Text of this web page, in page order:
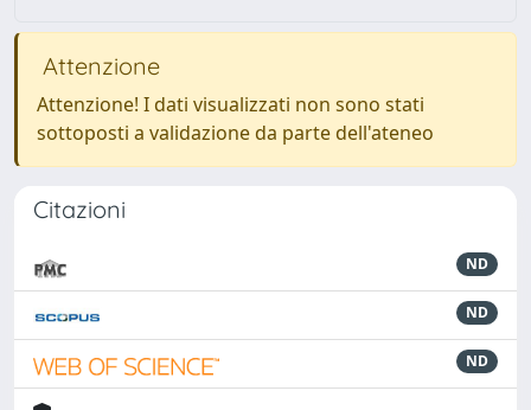
Attenzione
Attenzione! I dati visualizzati non sono stati
sottoposti a validazione da parte dell'ateneo
Citazioni
ND
ND
ND